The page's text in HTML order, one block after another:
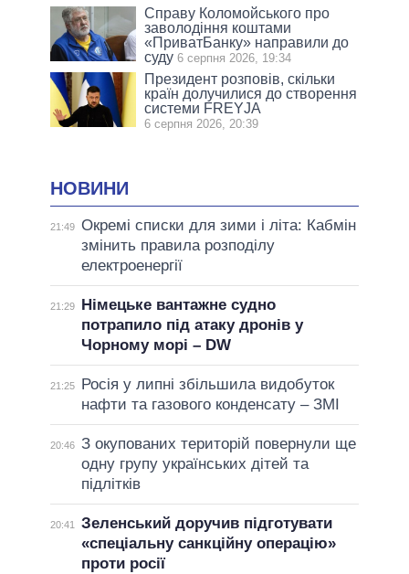
Справу Коломойського про
заволодіння коштами
«ПриватБанку» направили до
суду 6 серпня 2026, 19:34
Президент розповів, скільки
країн долучилися до створення
системи FREYJA
6 серпня 2026, 20:39
НОВИНИ
21:49 Окремі списки для зими і літа: Кабмін
змінить правила розподілу
електроенергії
21:29
Німецьке вантажне судно
потрапило під атаку дронів у
Чорному морі – DW
21:25
Росія у липні збільшила видобуток
нафти та газового конденсату – ЗМІ
20:46 З окупованих територій повернули ще
одну групу українських дітей та
підлітків
20:41
Зеленський доручив підготувати
«спеціальну санкційну операцію»
проти росії